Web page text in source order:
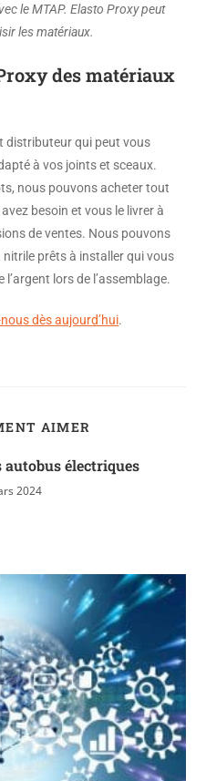
le MTAP. Elasto Proxy peut
les matériaux.
des matériaux
distributeur qui peut vous
à vos joints et sceaux.
nous pouvons acheter tout
besoin et vous le livrer à
de ventes. Nous pouvons
prêts à installer qui vous
lors de l’assemblage.
dès aujourd’hui.
AIMER
électriques
2024